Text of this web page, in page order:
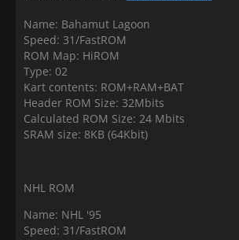
Name: Bahamut Lagoon
Speed: 31/FastROM
ROM Map: HiROM
Type: 02
Kart contents: ROM+RAM+BAT
Header ROM Size: 32Mbits
Calculated ROM Size: 24 Mbits
SRAM size: 8KB (64Kbit)
NHL ROM
Name: NHL '95
Speed: 31/FastROM